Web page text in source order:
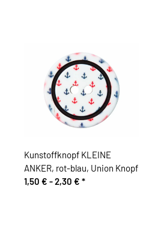
Kunstoffknopf KLEINE
ANKER, rot-blau, Union Knopf
1,50 € -2,30 € *